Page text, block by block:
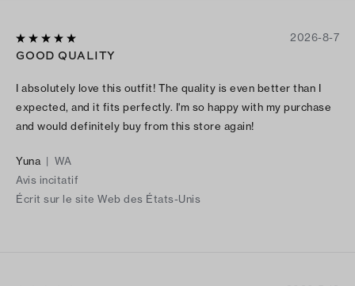
2026-8-7
GOOD QUALITY
I absolutely love this outfit! The quality is even better than I
expected, and it fits perfectly. I'm so happy with my purchase
and would definitely buy from this store again!
Yuna | WA
Avis incitatif
Écrit sur le site Web des États-Unis